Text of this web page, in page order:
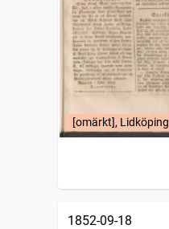
[omärkt], Lidköping
1852-09-18